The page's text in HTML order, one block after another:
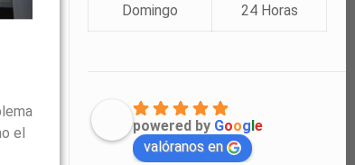
el
Domingo 24 Horas
powered by Google
valóranos en